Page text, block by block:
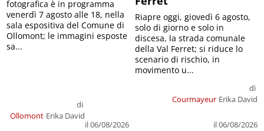
Ollomont
di
Erika David
il 06/08/2026
fotografica è in programma
venerdì 7 agosto alle 18, nella
sala espositiva del Comune di
Ollomont; le immagini esposte
sa...
Courmayeur
di
Erika David
il 06/08/2026
Riapre oggi, giovedì 6 agosto,
solo di giorno e solo in
discesa, la strada comunale
della Val Ferret; si riduce lo
scenario di rischio, in
movimento u...